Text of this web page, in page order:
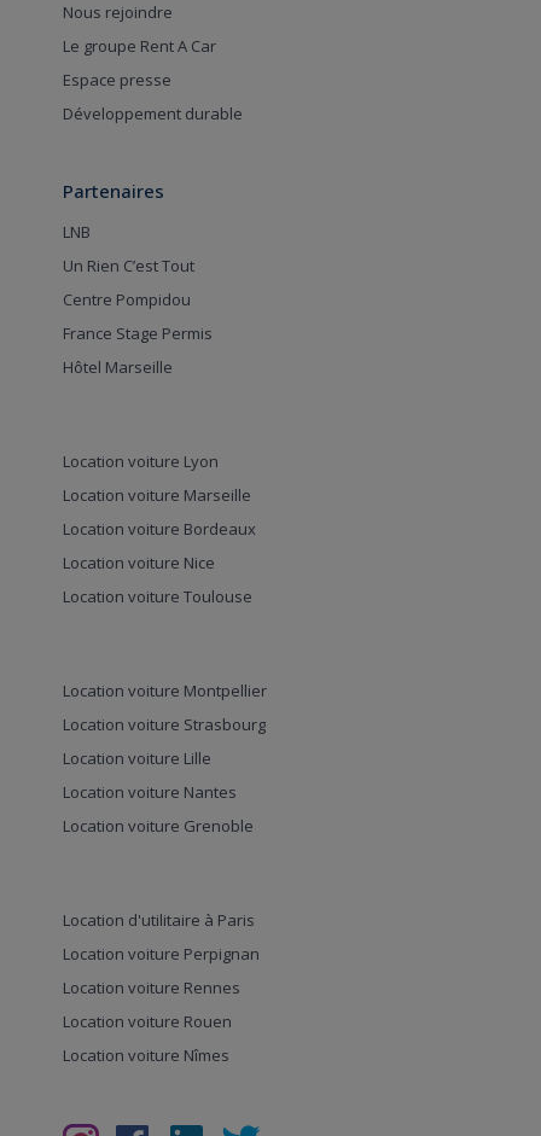
Nous rejoindre
Le groupe Rent A Car
Espace presse
Développement durable
Partenaires
LNB
Un Rien C’est Tout
Centre Pompidou
France Stage Permis
Hôtel Marseille
Location voiture Lyon
Location voiture Marseille
Location voiture Bordeaux
Location voiture Nice
Location voiture Toulouse
Location voiture Montpellier
Location voiture Strasbourg
Location voiture Lille
Location voiture Nantes
Location voiture Grenoble
Location d'utilitaire à Paris
Location voiture Perpignan
Location voiture Rennes
Location voiture Rouen
Location voiture Nîmes